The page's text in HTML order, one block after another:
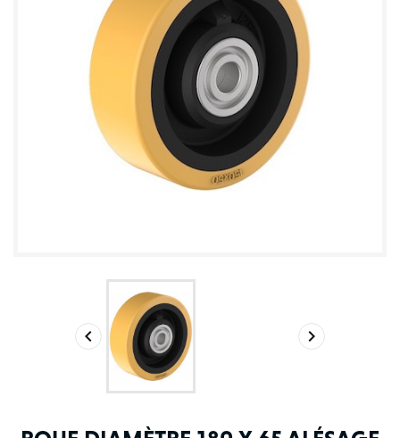
 